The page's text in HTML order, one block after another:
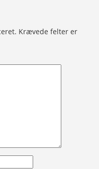
Krævede felter er